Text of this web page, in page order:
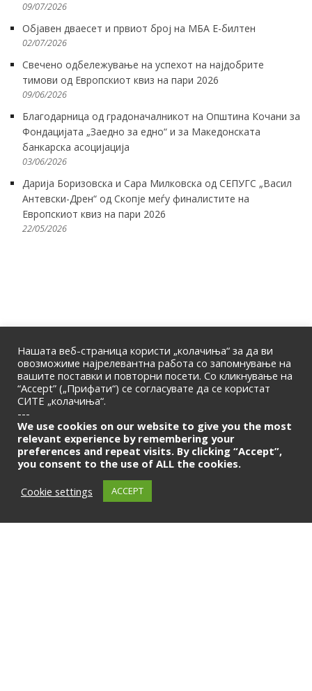
09/07/2026
Објавен дваесет и првиот број на МБА Е-билтен
02/07/2026
Свечено одбележување на успехот на најдобрите
тимови од Европскиот квиз на пари 2026
09/06/2026
Благодарница од градоначалникот на Општина Кочани за
Фондацијата „Заедно за едно“ и за Македонската
банкарска асоцијација
03/06/2026
Дарија Боризовска и Сара Милковска од СЕПУГС „Васил
Антевски-Дрен“ од Скопје меѓу финалистите на
Европскиот квиз на пари 2026
22/05/2026
ПОЧЕТНА
© 2026 | Македонска Банкарска Асоцијација
Само за членови
Нашата веб-страница користи „колачиња“ за да ви
овозможиме најрелевантна работа со запомнување на
вашите поставки и повторни посети. Со кликнување на
“Accept” („Прифати“) се согласувате да се користат
СИТЕ „колачиња“.
---
We use cookies on our website to give you the most
relevant experience by remembering your
preferences and repeat visits. By clicking “Accept”,
you consent to the use of ALL the cookies.
Cookie settings
ACCEPT